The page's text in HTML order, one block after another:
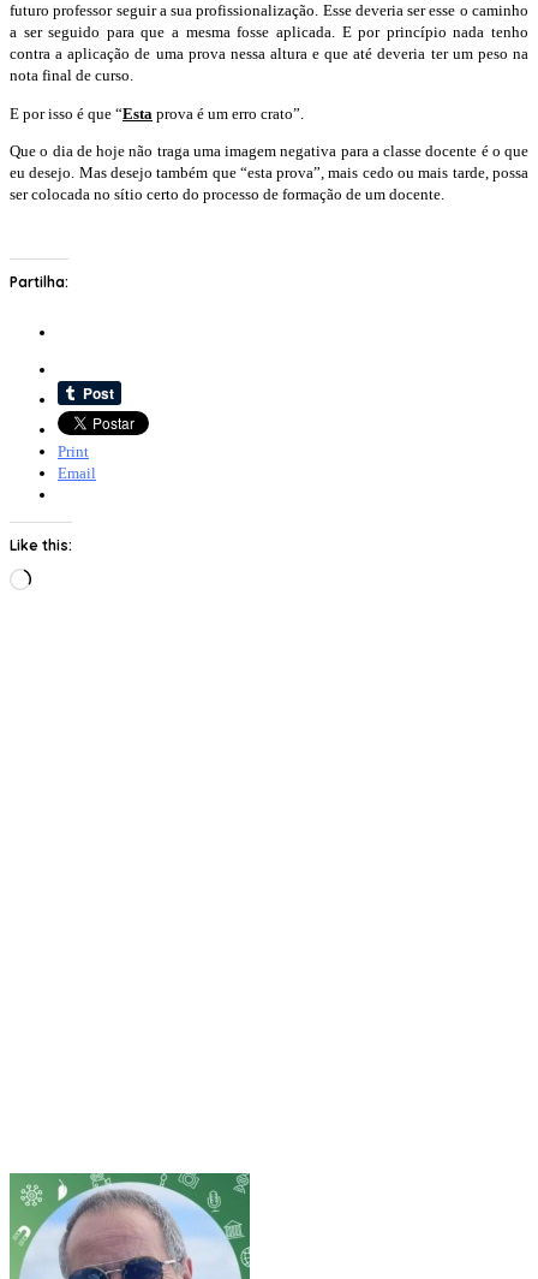
futuro professor seguir a sua profissionalização. Esse deveria ser esse o caminho
a ser seguido para que a mesma fosse aplicada. E por princípio nada tenho
contra a aplicação de uma prova nessa altura e que até deveria ter um peso na
nota final de curso.
E por isso é que “Esta prova é um erro crato”.
Que o dia de hoje não traga uma imagem negativa para a classe docente é o que
eu desejo. Mas desejo também que “esta prova”, mais cedo ou mais tarde, possa
ser colocada no sítio certo do processo de formação de um docente.
Partilha:
Print
Email
Like this:
Loading…